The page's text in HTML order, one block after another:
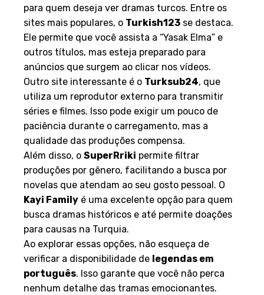
para quem deseja ver dramas turcos. Entre os
sites mais populares, o Turkish123 se destaca.
Ele permite que você assista a “Yasak Elma” e
outros títulos, mas esteja preparado para
anúncios que surgem ao clicar nos vídeos.
Outro site interessante é o Turksub24, que
utiliza um reprodutor externo para transmitir
séries e filmes. Isso pode exigir um pouco de
paciência durante o carregamento, mas a
qualidade das produções compensa.
Além disso, o SuperRriki permite filtrar
produções por gênero, facilitando a busca por
novelas que atendam ao seu gosto pessoal. O
Kayi Family é uma excelente opção para quem
busca dramas históricos e até permite doações
para causas na Turquia.
Ao explorar essas opções, não esqueça de
verificar a disponibilidade de legendas em
português. Isso garante que você não perca
nenhum detalhe das tramas emocionantes.